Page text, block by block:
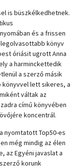
is büszkélkedhetnek.
és a frissen
könyv
óriásit ugrott Anna
a harminckettedik
a szerző másik
könyvvel lett sikeres, a
váltak az
című könyvében
koncentrál.
nyomtatott Top50-es
még mindig az élen
az Egyéni javaslat a
korunk